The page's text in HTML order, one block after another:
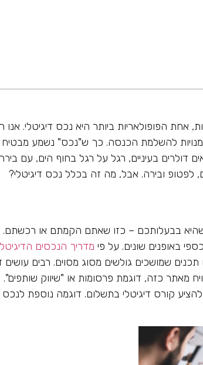
הפופולאריות ביותר היא נכס דיגיטלי. אנו
להשלמת הכנסה. כך ש"נכס" נשמע
דולרים בעיניים, רגל על רגל בחוף הים, עם
לפטופ ובירה. אבל, מה זה בכלל נכס דיגיטלי?
שהיא בבעלותכם – כזו שאתם הקמתם או
באופנים שונים. על פי מדריך הנכסים
שמושכים גולשים מסוג מסוים. רבים
מאתר כזה, דוגמת פרסומות או "שיווק
קורס דיגיטלי בתשלום. דוגמה נוספת לנכס